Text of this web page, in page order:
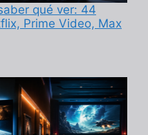
qué ver: 44
Prime Video, Max